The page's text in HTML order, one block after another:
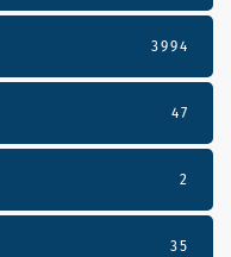
3994
47
2
35